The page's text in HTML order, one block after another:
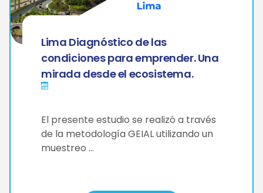
Lima Diagnóstico de las
condiciones para emprender. Una
mirada desde el ecosistema.
El presente estudio se realizó a través
de la metodología GEIAL utilizando un
muestreo …